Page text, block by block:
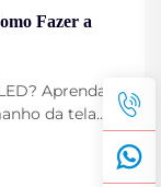
Fazer a
Aprenda
da tela